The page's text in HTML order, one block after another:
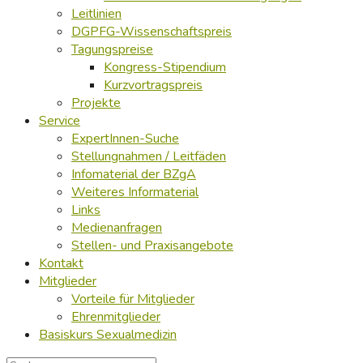
Leitlinien
DGPFG-Wissenschaftspreis
Tagungspreise
Kongress-Stipendium
Kurzvortragspreis
Projekte
Service
ExpertInnen-Suche
Stellungnahmen / Leitfäden
Infomaterial der BZgA
Weiteres Informaterial
Links
Medienanfragen
Stellen- und Praxisangebote
Kontakt
Mitglieder
Vorteile für Mitglieder
Ehrenmitglieder
Basiskurs Sexualmedizin